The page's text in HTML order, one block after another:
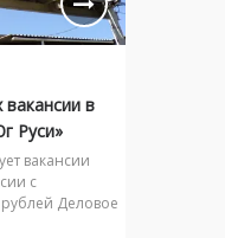
в
Руси»
вакансии
с
Деловое